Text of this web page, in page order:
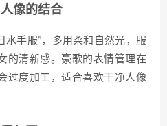
像的结合
水手服”，多用柔和自然光，服
的清新感。豪歌的表情管理在
过度加工，适合喜欢干净人像